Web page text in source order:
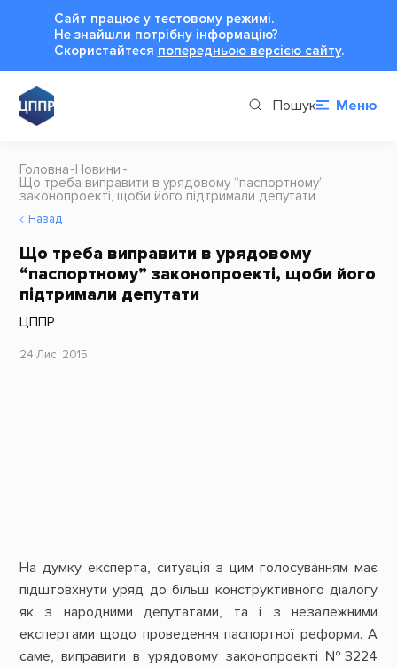
Сайт працює у тестовому режимі.
Не знайшли потрібну інформацію?
Cкористайтеся попередньою версією сайту.
Пошук Меню
Головна Новини
Що треба виправити в урядовому “паспортному”
законопроекті, щоби його підтримали депутати
Назад
Що треба виправити в урядовому
“паспортному” законопроекті, щоби його
підтримали депутати
ЦППР
24 Лис, 2015
На думку експерта, ситуація з цим голосуванням має
підштовхнути уряд до більш конструктивного діалогу
як з народними депутатами, та і з незалежними
експертами щодо проведення паспортної реформи. А
саме, виправити в урядовому законопроекті №3224